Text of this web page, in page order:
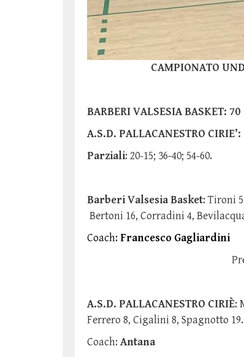
CAMPIONATO
BARBERI VALSESIA BASKET: 70
A.S.D. PALLACANESTRO CIRIE’:
Parziali: 20-15; 36-40; 54-60.
Barberi Valsesia Basket: Tironi
Bertoni 16, Corradini 4,
Coach: Francesco Gagliardini
A.S.D. PALLACANESTRO CIRIÈ:
Ferrero 8, Cigalini 8, Spagnotto 19.
Coach: Antana